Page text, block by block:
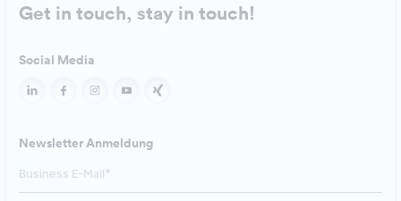
Get in touch, stay in touch!
Social Media
Newsletter Anmeldung